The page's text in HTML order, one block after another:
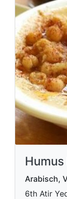
Arabisch,
6th Atir